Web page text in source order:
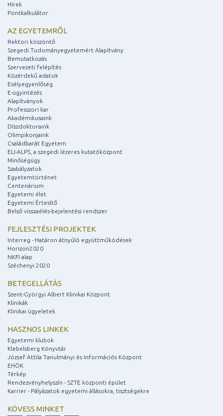
Hírek
Pontkalkulátor
AZ EGYETEMRŐL
Rektori köszöntő
Szegedi Tudományegyetemért Alapítvány
Bemutatkozás
Szervezeti felépítés
Közérdekű adatok
Esélyegyenlőség
E-ügyintézés
Alapítványok
Professzori kar
Akadémikusaink
Díszdoktoraink
Olimpikonjaink
Családbarát Egyetem
ELI-ALPS, a szegedi lézeres kutatóközpont
Minőségügy
Szabályzatok
Egyetemtörténet
Centenárium
Egyetemi élet
Egyetemi Értesítő
Belső visszaélés-bejelentési rendszer
FEJLESZTÉSI PROJEKTEK
Interreg - Határon átnyúló együttműködések
Horizon2020
NKFI alap
Széchenyi 2020
BETEGELLÁTÁS
Szent-Györgyi Albert Klinikai Központ
Klinikák
Klinikai ügyeletek
HASZNOS LINKEK
Egyetemi klubok
Klebelsberg Könyvtár
József Attila Tanulmányi és Információs Központ
EHÖK
Térkép
Rendezvényhelyszín - SZTE központi épület
Karrier - Pályázatok egyetemi állásokra, tisztségekre
KÖVESS MINKET